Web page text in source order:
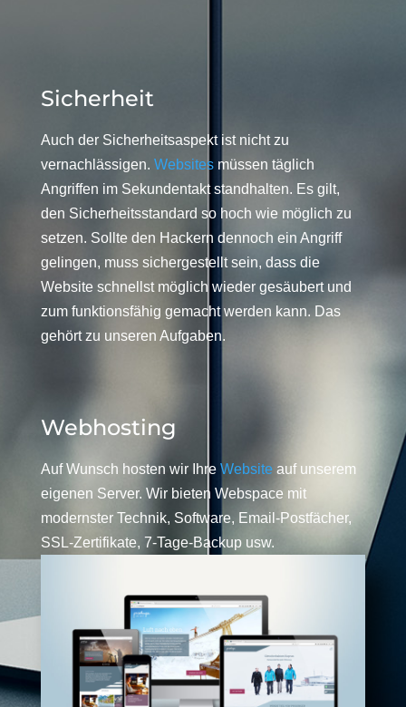
Sicherheit
Auch der Sicherheitsaspekt ist nicht zu
vernachlässigen. Websitesmüssen täglich
Angriffen im Sekundentakt standhalten. Es gilt,
den Sicherheitsstandard so hoch wie möglich zu
setzen. Sollte den Hackern dennoch ein Angriff
gelingen, muss sichergestellt sein, dass die
Website schnellst möglich wieder gesäubert und
zum funktionsfähig gemacht werden kann. Das
gehört zu unseren Aufgaben.
Webhosting
Auf Wunsch hosten wir Ihre Website auf unserem
eigenen Server. Wir bieten Webspace mit
modernster Technik, Software, Email-Postfächer,
SSL-Zertifikate, 7-Tage-Backup usw.